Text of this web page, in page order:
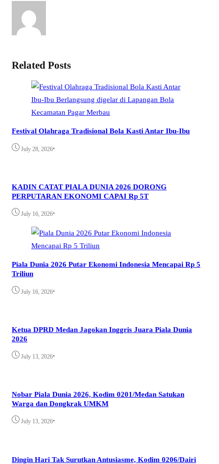
Related Posts
Festival Olahraga Tradisional Bola Kasti Antar Ibu-Ibu
July 28, 2026•
KADIN CATAT PIALA DUNIA 2026 DORONG
PERPUTARAN EKONOMI CAPAI Rp 5T
July 16, 2026•
Piala Dunia 2026 Putar Ekonomi Indonesia Mencapai Rp 5
Triliun
July 16, 2026•
Ketua DPRD Medan Jagokan Inggris Juara Piala Dunia
2026
July 13, 2026•
Nobar Piala Dunia 2026, Kodim 0201/Medan Satukan
Warga dan Dongkrak UMKM
July 13, 2026•
Dingin Hari Tak Surutkan Antusiasme, Kodim 0206/Dairi